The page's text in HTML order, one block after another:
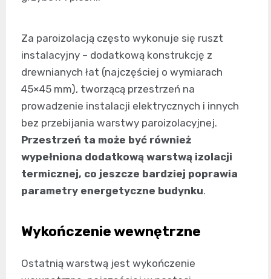
Za paroizolacją często wykonuje się ruszt
instalacyjny – dodatkową konstrukcję z
drewnianych łat (najczęściej o wymiarach
45×45 mm), tworzącą przestrzeń na
prowadzenie instalacji elektrycznych i innych
bez przebijania warstwy paroizolacyjnej.
Przestrzeń ta może być również
wypełniona dodatkową warstwą izolacji
termicznej, co jeszcze bardziej poprawia
parametry energetyczne budynku.
Wykończenie wewnętrzne
Ostatnią warstwą jest wykończenie